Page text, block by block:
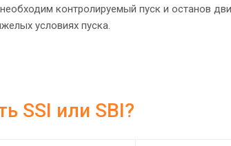
контролируемый пуск и останов
условиях пуска.
SSI или SBI?